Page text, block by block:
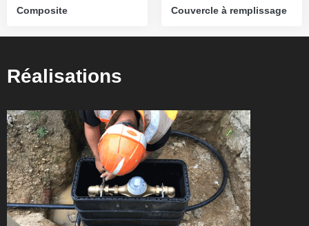
Composite Couvercle à remplissage
Réalisations